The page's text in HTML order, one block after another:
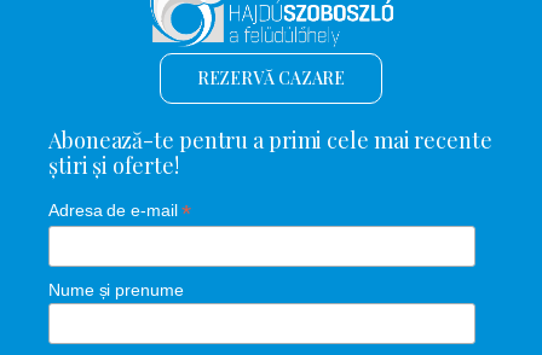
REZERVĂ CAZARE
Abonează-te pentru a primi cele mai recente
știri și oferte!
Adresa de e-mail*
Nume și prenume